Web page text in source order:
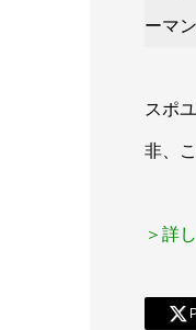
ーマ
スポ
非、
＞詳